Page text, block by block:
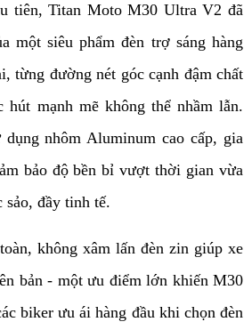
tiên, Titan Moto M30 Ultra V2 đã
một siêu phẩm đèn trợ sáng hàng
từng đường nét góc cạnh đậm chất
hút mạnh mẽ không thể nhầm lẫn.
dụng nhôm Aluminum cao cấp, gia
bảo độ bền bỉ vượt thời gian vừa
sảo, đầy tinh tế.
không xâm lấn đèn zin giúp xe
bản - một ưu điểm lớn khiến M30
biker ưu ái hàng đầu khi chọn đèn